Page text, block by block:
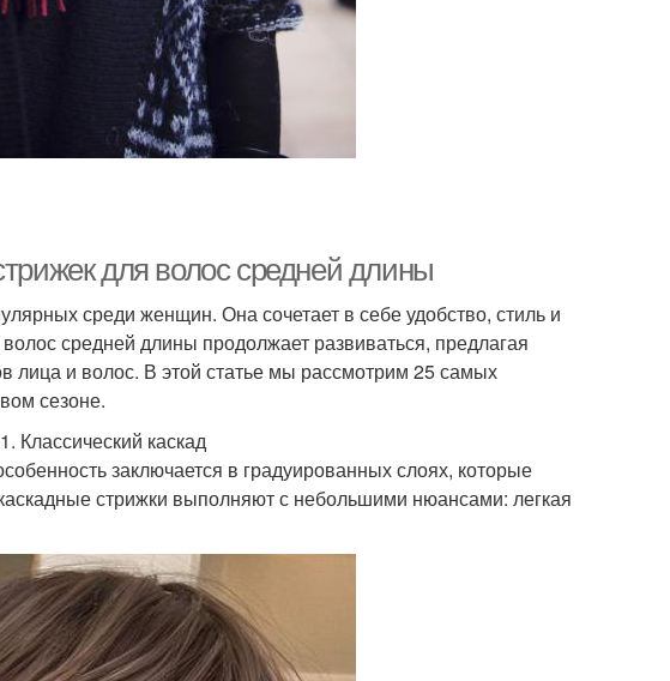
для волос средней длины
среди женщин. Она сочетает в себе удобство, стиль и
средней длины продолжает развиваться, предлагая
лица и волос. В этой статье мы рассмотрим 25 самых
сезоне.
Классический каскад
заключается в градуированных слоях, которые
стрижки выполняют с небольшими нюансами: легкая